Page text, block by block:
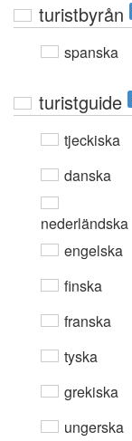
turistbyrån
spanska
turistguide
tjeckiska
danska
nederländska
engelska
finska
franska
tyska
grekiska
ungerska